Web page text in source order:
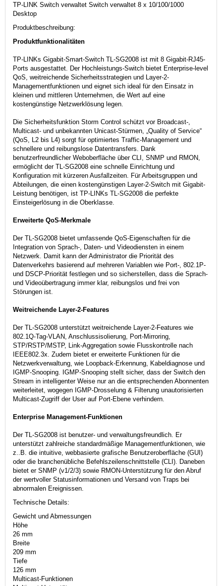
TP-LINK Switch verwaltet Switch verwaltet 8 x 10/100/1000
Desktop
Produktbeschreibung:
Produktfunktionalitäten
TP-LINKs Gigabit-Smart-Switch TL-SG2008 ist mit 8 Gigabit-RJ45-
Ports ausgestattet. Der Hochleistungs-Switch bietet Enterprise-level
QoS, weitreichende Sicherheitsstrategien und Layer-2-
Managementfunktionen und eignet sich ideal für den Einsatz in
kleinen und mittleren Unternehmen, die Wert auf eine
kostengünstige Netzwerklösung legen.
Die Sicherheitsfunktion Storm Control schützt vor Broadcast-,
Multicast- und unbekannten Unicast-Stürmen, „Quality of Service“
(QoS, L2 bis L4) sorgt für optimiertes Traffic-Management und
schnellere und reibungslose Datentransfers. Dank
benutzerfreundlicher Weboberfläche über CLI, SNMP und RMON,
ermöglicht der TL-SG2008 eine schnelle Einrichtung und
Konfiguration mit kürzeren Ausfallzeiten. Für Arbeitsgruppen und
Abteilungen, die einen kostengünstigen Layer-2-Switch mit Gigabit-
Leistung benötigen, ist TP-LINKs TL-SG2008 die perfekte
Einsteigerlösung in die Oberklasse.
Erweiterte QoS-Merkmale
Der TL-SG2008 bietet umfassende QoS-Eigenschaften für die
Integration von Sprach-, Daten- und Videodiensten in einem
Netzwerk. Damit kann der Administrator die Priorität des
Datenverkehrs basierend auf mehreren Variablen wie Port-, 802.1P-
und DSCP-Priorität festlegen und so sicherstellen, dass die Sprach-
und Videoübertragung immer klar, reibungslos und frei von
Störungen ist.
Weitreichende Layer-2-Features
Der TL-SG2008 unterstützt weitreichende Layer-2-Features wie
802.1Q-Tag-VLAN, Anschlussisolierung, Port-Mirroring,
STP/RSTP/MSTP, Link-Aggregation sowie Flusskontrolle nach
IEEE802.3x. Zudem bietet er erweiterte Funktionen für die
Netzwerkverwaltung, wie Loopback-Erkennung, Kabeldiagnose und
IGMP-Snooping. IGMP-Snooping stellt sicher, dass der Switch den
Stream in intelligenter Weise nur an die entsprechenden Abonnenten
weiterleitet, wogegen IGMP-Drosselung & Filterung unautorisierten
Multicast-Zugriff der User auf Port-Ebene verhindern.
Enterprise Management-Funktionen
Der TL-SG2008 ist benutzer- und verwaltungsfreundlich. Er
unterstützt zahlreiche standardmäßige Managementfunktionen, wie
z..B. die intuitive, webbasierte grafische Benutzeroberfläche (GUI)
oder die branchenübliche Befehlszeilenschnittstelle (CLI). Daneben
bietet er SNMP (v1/2/3) sowie RMON-Unterstützung für den Abruf
der wertvoller Statusinformationen und Versand von Traps bei
abnormalen Ereignissen.
Technische Details:
Gewicht und Abmessungen
Höhe
26 mm
Breite
209 mm
Tiefe
126 mm
Multicast-Funktionen